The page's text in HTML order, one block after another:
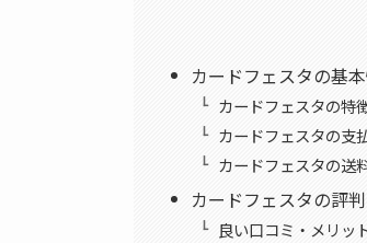
カードフェスタの基
カードフェスタの特
カードフェスタの支
カードフェスタの送
カードフェスタの評
良い口コミ・メリッ